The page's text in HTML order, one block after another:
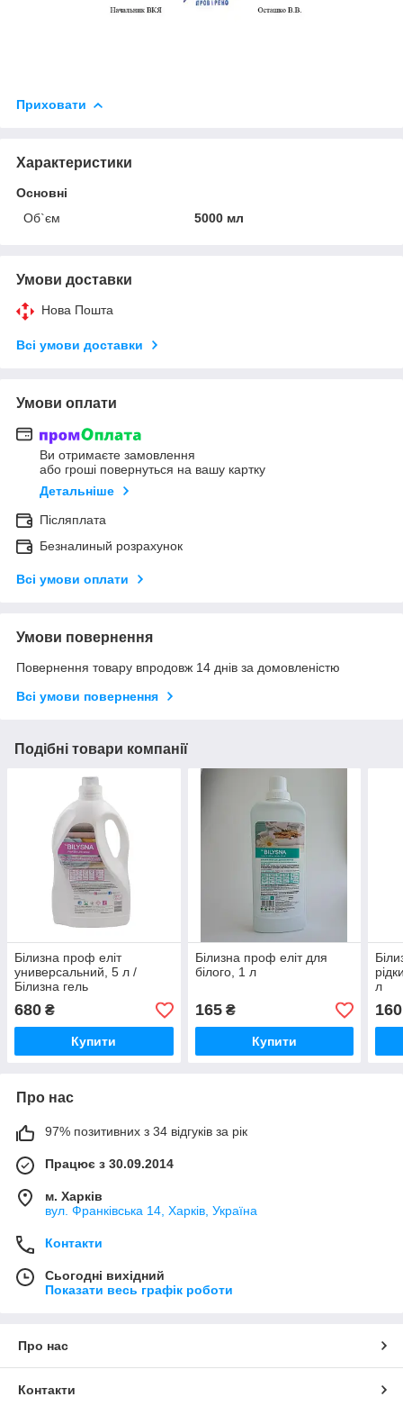
Приховати
Характеристики
Основні
Об`єм
5000 мл
Умови доставки
Нова Пошта
Всі умови доставки
Умови оплати
Ви отримаєте замовлення
або гроші повернуться на вашу картку
Детальніше
Післяплата
Безналиный розрахунок
Всі умови оплати
Умови повернення
Повернення товару впродовж 14 днів за домовленістю
Всі умови повернення
Подібні товари компанії
Білизна проф еліт
универсальний, 5 л /
Білизна гель
680 ₴
Купити
Білизна проф еліт для
білого, 1 л
165₴
Купити
л
160
Про нас
97% позитивних з 34 відгуків за рік
Працює з 30.09.2014
м. Харків
вул. Франківська 14, Харків, Україна
Контакти
Сьогодні вихідний
Показати весь графік роботи
Про нас
Контакти